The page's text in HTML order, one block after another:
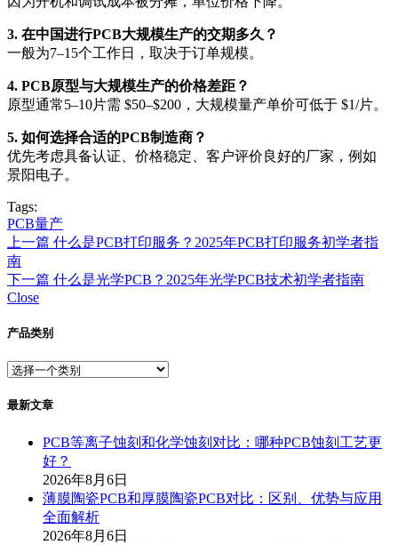
3. 在中国进行PCB大规模生产的交期多久？
一般为7–15个工作日，取决于订单规模。
4. PCB原型与大规模生产的价格差距？
原型通常5–10片需 $50–$200，大规模量产单价可低于 $1/片。
5. 如何选择合适的PCB制造商？
优先考虑具备认证、价格稳定、客户评价良好的厂家，例如
景阳电子。
Tags:
PCB量产
上一篇 什么是PCB打印服务？2025年PCB打印服务初学者指
南
下一篇 什么是光学PCB？2025年光学PCB技术初学者指南
Close
产品类别
最新文章
PCB等离子蚀刻和化学蚀刻对比：哪种PCB蚀刻工艺更
好？
2026年8月6日
薄膜陶瓷PCB和厚膜陶瓷PCB对比：区别、优势与应用
全面解析
2026年8月6日